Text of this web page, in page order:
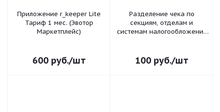
Приложение r_keeper Lite
Тариф 1 мес. (Эвотор
Маркетплейс)
600руб./шт
Разделение чека по
секциям, отделам и
системам налогообложения
100руб./шт